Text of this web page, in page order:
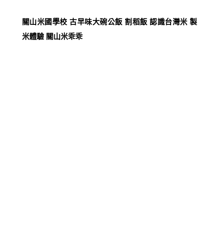
關山米國學校 古早味大碗公飯 割稻飯 認識台灣米 製
米體驗 關山米乖乖